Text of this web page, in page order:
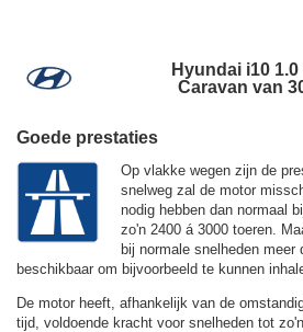
Hyundai i10 1.0
Caravan van
Goede prestaties
Op vlakke wegen zijn de
snelweg zal de motor
nodig hebben dan normaal
zo'n 2400 á 3000 toeren.
bij normale snelheden
beschikbaar om bijvoorbeeld te kunnen
De motor heeft, afhankelijk van de
tijd, voldoende kracht voor snelheden tot zo'n